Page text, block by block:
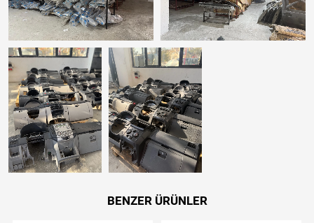
BENZER ÜRÜNLER